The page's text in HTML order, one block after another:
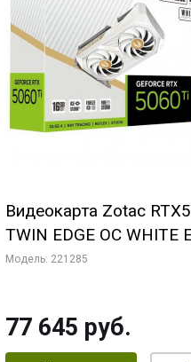
Видеокарта Zotac
TWIN EDGE OC WHITE
GDDR7 128bit 3xDP
Модель: 221285
77 645 руб.